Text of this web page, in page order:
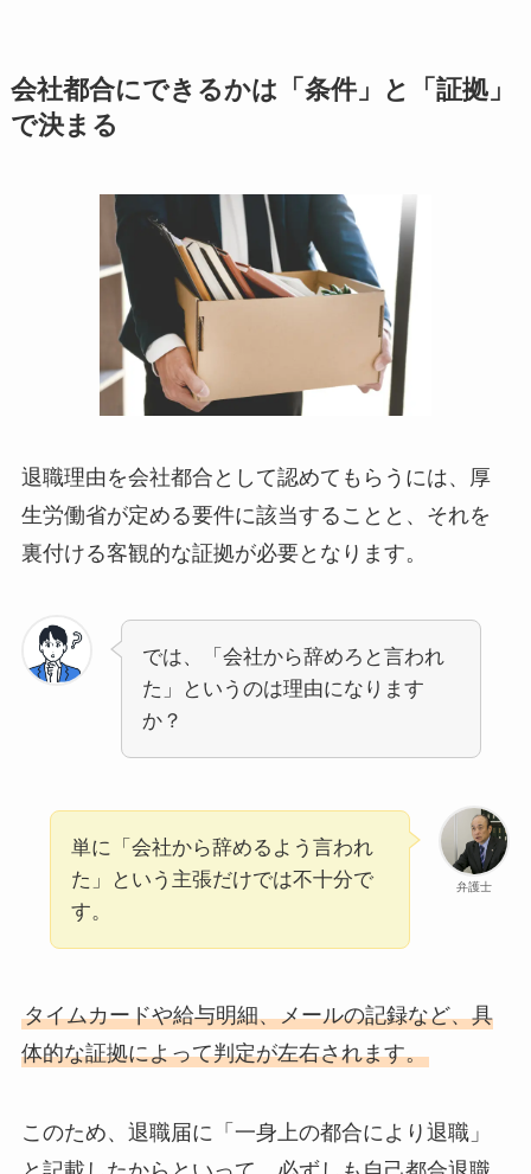
会社都合にできるかは「条件」と「証拠」
で決まる
退職理由を会社都合として認めてもらうには、厚
生労働省が定める要件に該当することと、それを
裏付ける客観的な証拠が必要となります。
では、「会社から辞めろと言われ
た」というのは理由になります
か？
弁護士
単に「会社から辞めるよう言われ
た」という主張だけでは不十分で
す。
タイムカードや給与明細、メールの記録など、具
体的な証拠によって判定が左右されます。
このため、退職届に「一身上の都合により退職」